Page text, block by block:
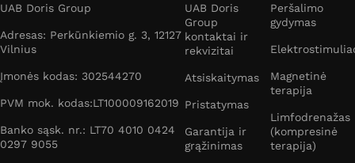
UAB Doris Group
Adresas: Perkūnkiemio g. 3, 12127
Vilnius
Įmonės kodas: 302544270
PVM mok. kodas:LT100009162019
Banko sąsk. nr.: LT70 4010 0424
0297 9055
UAB Doris
Group
kontaktai ir
rekvizitai
Atsiskaitymas
Pristatymas
Garantija ir
grąžinimas
Peršalimo
gydymas
Magnetinė
terapija
Limfodrenažas
(kompresinė
terapija)